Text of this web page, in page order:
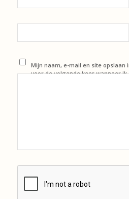
Mijn naam, e-mail en site opslaan
voor de volgende keer wanneer